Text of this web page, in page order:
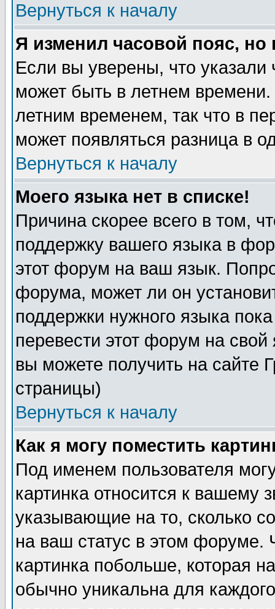
Вернуться к началу
Я изменил часовой пояс,
Если вы уверены, что указали
может быть в летнем
летним временем, так что в
может появляться разница в
Вернуться к началу
Моего языка нет в списке!
Причина скорее всего в том,
поддержку вашего языка в
этот форум на ваш язык.
форума, может ли он
поддержки нужного языка
перевести этот форум на
вы можете получить на сайте
страницы)
Вернуться к началу
Как я могу поместить
Под именем пользователя
картинка относится к вашему
указывающие на то, сколько
на ваш статус в этом форуме.
картинка побольше, которая
обычно уникальна для